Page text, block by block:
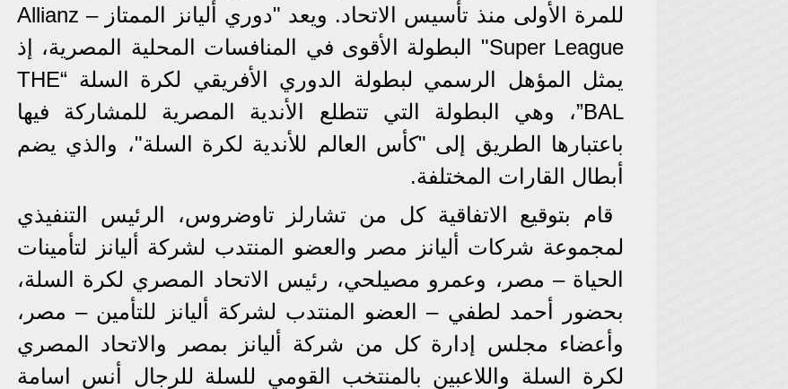
للمرة الأولى منذ تأسيس الاتحاد. ويعد "دوري أليانز الممتاز – Allianz
Super League" البطولة الأقوى في المنافسات المحلية المصرية، إذ
يمثل المؤهل الرسمي لبطولة الدوري الأفريقي لكرة السلة “THE
BAL”، وهي البطولة التي تتطلع الأندية المصرية للمشاركة فيها
باعتبارها الطريق إلى "كأس العالم للأندية لكرة السلة"، والذي يضم
أبطال القارات المختلفة.
قام بتوقيع الاتفاقية كل من تشارلز تاوضروس، الرئيس التنفيذي
لمجموعة شركات أليانز مصر والعضو المنتدب لشركة أليانز لتأمينات
الحياة – مصر، وعمرو مصيلحي، رئيس الاتحاد المصري لكرة السلة،
بحضور أحمد لطفي – العضو المنتدب لشركة أليانز للتأمين – مصر،
وأعضاء مجلس إدارة كل من شركة أليانز بمصر والاتحاد المصري
لكرة السلة واللاعبين بالمنتخب القومي للسلة للرجال أنس اسامة